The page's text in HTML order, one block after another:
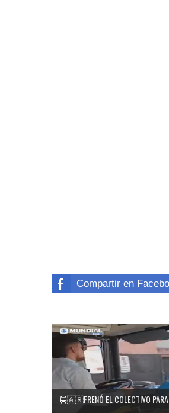
Compartir en
🚍🇦🇷FRENÓ EL COLECTIVO PARA